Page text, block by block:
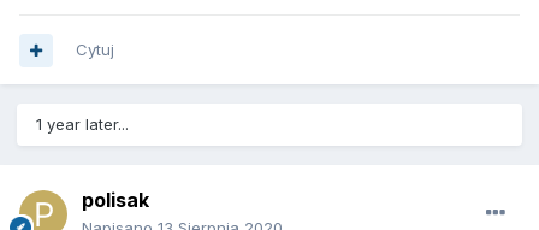
Cytuj
1 year later...
polisak